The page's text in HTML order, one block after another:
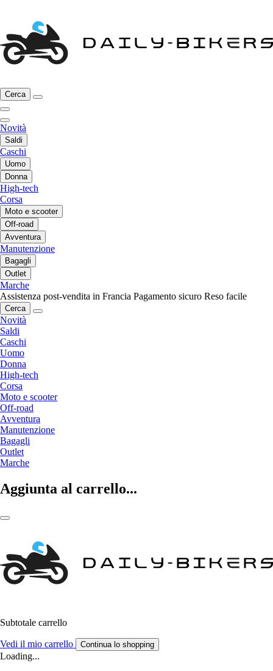
Cerca
Novità
Saldi
Caschi
Uomo
Donna
High-tech
Corsa
Moto e scooter
Off-road
Avventura
Manutenzione
Bagagli
Outlet
Marche
Assistenza post-vendita in Francia Pagamento sicuro Reso facile
Cerca
Novità
Saldi
Caschi
Uomo
Donna
High-tech
Corsa
Moto e scooter
Off-road
Avventura
Manutenzione
Bagagli
Outlet
Marche
Aggiunta al carrello...
Subtotale carrello
Vedi il mio carrello Continua lo shopping
Loading...